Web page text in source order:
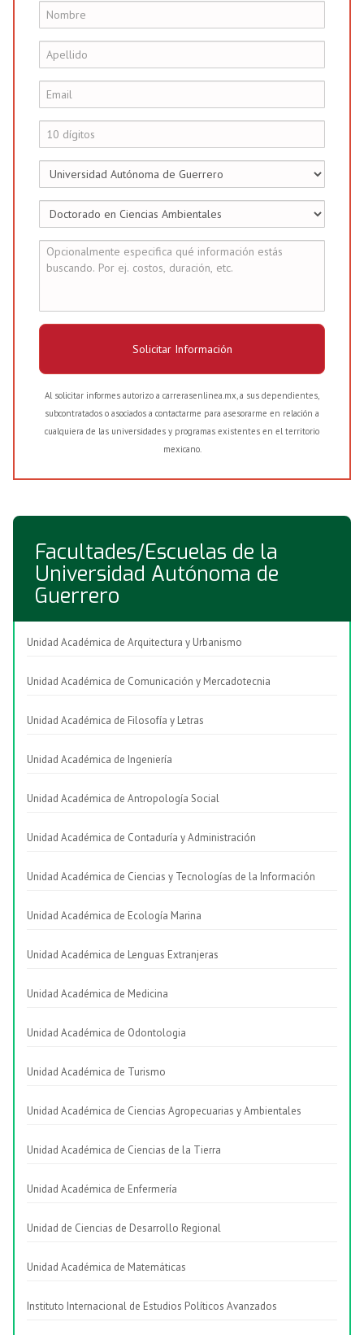
Solicitar Información
Al solicitar informes autorizo a carrerasenlinea.mx, a sus dependientes,
subcontratados o asociados a contactarme para asesorarme en relación a
cualquiera de las universidades y programas existentes en el territorio
mexicano.
Facultades/Escuelas de la
Universidad Autónoma de
Guerrero
Unidad Académica de Arquitectura y Urbanismo
Unidad Académica de Comunicación y Mercadotecnia
Unidad Académica de Filosofía y Letras
Unidad Académica de Ingeniería
Unidad Académica de Antropología Social
Unidad Académica de Contaduría y Administración
Unidad Académica de Ciencias y Tecnologías de la Información
Unidad Académica de Ecología Marina
Unidad Académica de Lenguas Extranjeras
Unidad Académica de Medicina
Unidad Académica de Odontologia
Unidad Académica de Turismo
Unidad Académica de Ciencias Agropecuarias y Ambientales
Unidad Académica de Ciencias de la Tierra
Unidad Académica de Enfermería
Unidad de Ciencias de Desarrollo Regional
Unidad Académica de Matemáticas
Instituto Internacional de Estudios Políticos Avanzados